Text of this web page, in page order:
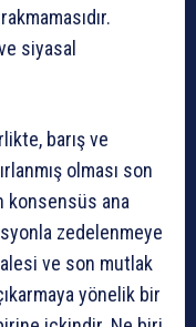
siyasal
barış ve
olması son
konsensüs ana
zedelenmeye
ve son mutlak
yönelik bir